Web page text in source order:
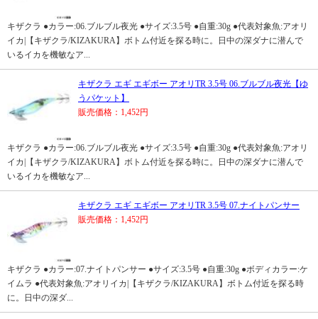
キザクラ ●カラー:06.ブルブル夜光 ●サイズ:3.5号 ●自重:30g ●代表対象魚:アオリ
イカ|【キザクラ/KIZAKURA】ボトム付近を探る時に。日中の深ダナに潜んで
いるイカを機敏なア...
キザクラ エギ エギボー アオリTR 3.5号 06.ブルブル夜光【ゆ
うパケット】
販売価格：1,452円
キザクラ ●カラー:06.ブルブル夜光 ●サイズ:3.5号 ●自重:30g ●代表対象魚:アオリ
イカ|【キザクラ/KIZAKURA】ボトム付近を探る時に。日中の深ダナに潜んで
いるイカを機敏なア...
キザクラ エギ エギボー アオリTR 3.5号 07.ナイトパンサー
販売価格：1,452円
キザクラ ●カラー:07.ナイトパンサー ●サイズ:3.5号 ●自重:30g ●ボディカラー:ケ
イムラ ●代表対象魚:アオリイカ|【キザクラ/KIZAKURA】ボトム付近を探る時
に。日中の深ダ...